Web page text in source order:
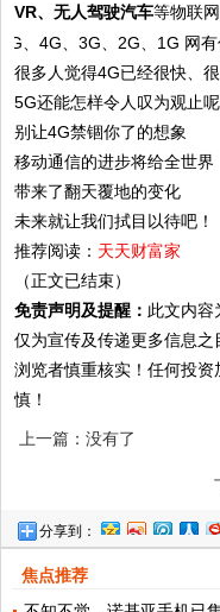
VR、无人驾驶汽车等物联
很多人觉得4G已经很快、
5G还能怎样令人叹为观止呢
别让4G禁锢你了的想象
移动通信的进步将给全世界
带来了翻天覆地的变化
未来就让我们拭目以待吧！
推荐阅读： 天天财富家
（正文已结束）
免责声明及提醒： 此文内容
仅为宣传及传递更多信息
浏览者慎重核实！任何投
慎！
上一篇：没有了
网
分享到：
焦点推荐